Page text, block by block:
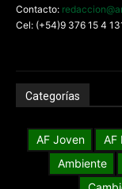
Contacto:
Cel: (+54)9 376 15 4
Categorías
AF Joven AF
Ambiente